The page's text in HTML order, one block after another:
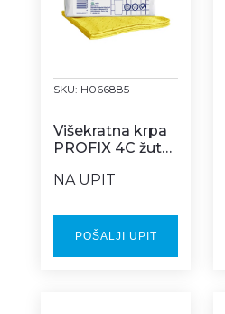
SKU: H066885
Višekratna krpa
PROFIX 4C žuta
NA UPIT
POŠALJI UPIT